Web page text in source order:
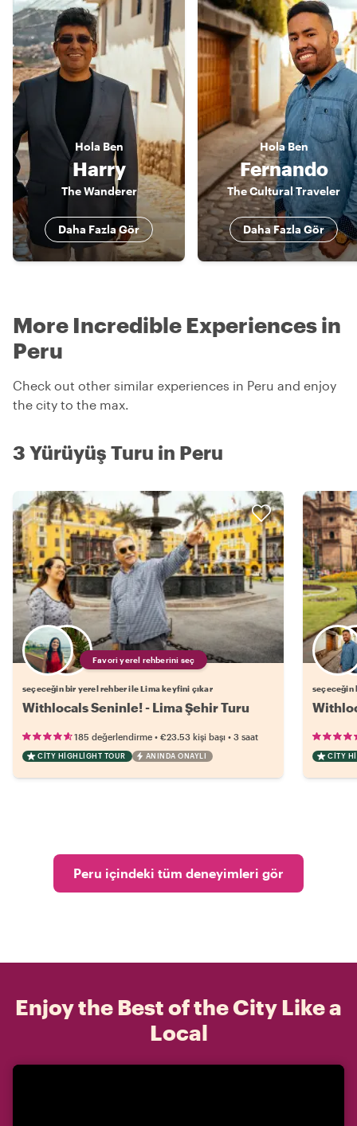
Hola Ben
Harry
The Wanderer
Daha Fazla Gör
Hola Ben
Fernando
The Cultural Traveler
Daha Fazla Gör
More Incredible Experiences in
Peru
Check out other similar experiences in Peru and enjoy
the city to the max.
3 Yürüyüş Turu in Peru
Favori yerel rehberini seç
seçeceğin bir yerel rehber ile Lima keyfini çıkar
Withlocals Seninle! - Lima Şehir Turu
185 değerlendirme • €23.53 kişi başı • 3 saat
CITY HIGHLIGHT TOUR ANINDA ONAYLI
seçeceğin
CITY
Peru içindeki tüm deneyimleri gör
Enjoy the Best of the City Like a
Local